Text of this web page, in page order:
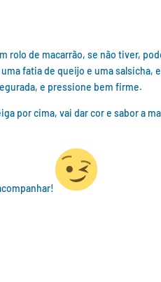
rolo de macarrão, se não tiver,
fatia de queijo e uma salsicha,
e pressione bem firme.
por cima, vai dar cor e sabor a